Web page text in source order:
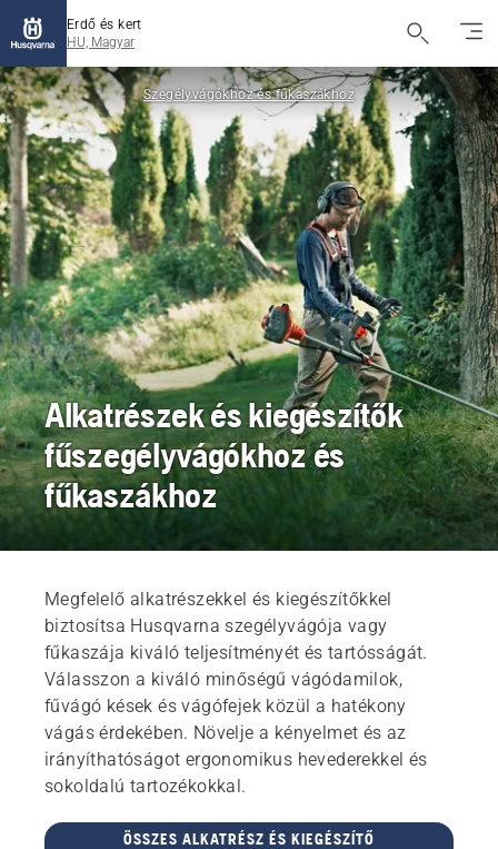
Erdő és kert
HU, Magyar
Szegélyvágókhoz és fűkaszákhoz
Alkatrészek és kiegészítők
fűszegélyvágókhoz és
fűkaszákhoz
Megfelelő alkatrészekkel és kiegészítőkkel
biztosítsa Husqvarna szegélyvágója vagy
fűkaszája kiváló teljesítményét és tartósságát.
Válasszon a kiváló minőségű vágódamilok,
fűvágó kések és vágófejek közül a hatékony
vágás érdekében. Növelje a kényelmet és az
irányíthatóságot ergonomikus hevederekkel és
sokoldalú tartozékokkal.
ÖSSZES ALKATRÉSZ ÉS KIEGÉSZÍTŐ